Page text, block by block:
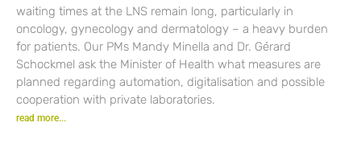
waiting times at the LNS remain long, particularly in
oncology, gynecology and dermatology – a heavy burden
for patients. Our PMs Mandy Minella and Dr. Gérard
Schockmel ask the Minister of Health what measures are
planned regarding automation, digitalisation and possible
cooperation with private laboratories.
read more...